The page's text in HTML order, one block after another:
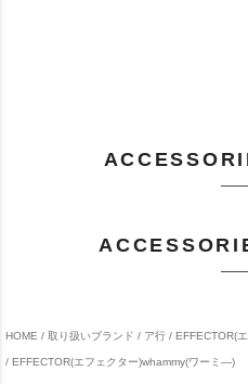
HOME 取り扱いブランド ア行 EFFECTOR(
EFFECTOR(エフェクター)whammy(ワーミ―)